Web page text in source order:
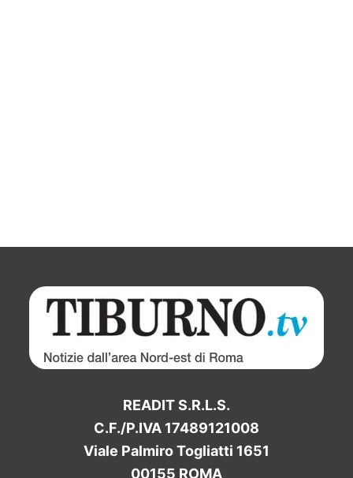
READIT S.R.L.S.
C.F./P.IVA 17489121008
Viale Palmiro Togliatti 1651
00155 ROMA